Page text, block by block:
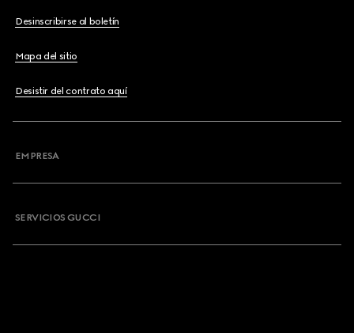
Desinscribirse al boletín
Mapa del sitio
Desistir del contrato aquí
EMPRESA
SERVICIOS GUCCI